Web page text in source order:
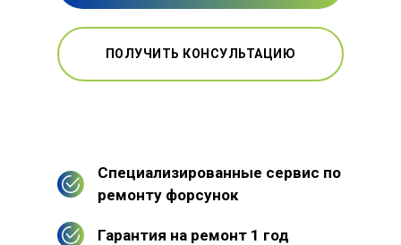
ПОЛУЧИТЬ КОНСУЛЬТАЦИЮ
Специализированные сервис по
ремонту форсунок
Гарантия на ремонт 1 год